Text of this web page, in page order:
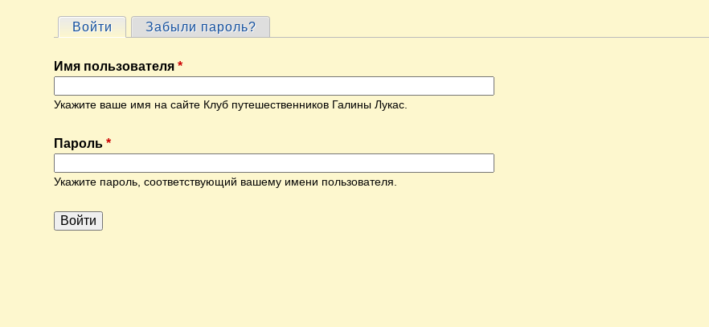
Г
л
в
ы
Войти (активная вкладка)
Забыли пароль?
Имя пользователя*
Укажите ваше имя на сайте Клуб путешественников Галины Лукас.
Пароль*
Укажите пароль, соответствующий вашему имени пользователя.